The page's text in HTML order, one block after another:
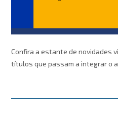
Confira a estante de novidades
títulos que passam a integrar o